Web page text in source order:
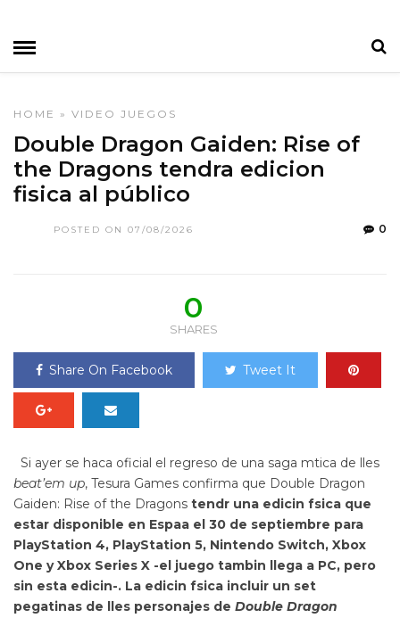
HOME » VIDEO JUEGOS
Double Dragon Gaiden: Rise of
the Dragons tendra edicion
fisica al público
POSTED ON 07/08/2026 0
0
SHARES
Share On Facebook Tweet It
Si ayer se haca oficial el regreso de una saga mtica de lles
beat’em up, Tesura Games confirma que Double Dragon
Gaiden: Rise of the Dragons tendr una edicin fsica que
estar disponible en Espaa el 30 de septiembre para
PlayStation 4, PlayStation 5, Nintendo Switch, Xbox
One y Xbox Series X -el juego tambin llega a PC, pero
sin esta edicin-. La edicin fsica incluir un set
pegatinas de lles personajes de Double Dragon